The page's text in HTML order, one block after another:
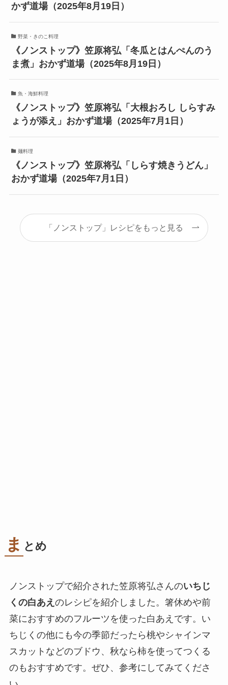
かず道場（2025年8月19日）
野菜・きのこ料理
《ノンストップ》笠原将弘「冬瓜とはんぺんのう
ま煮」おかず道場（2025年8月19日）
魚・海鮮料理
《ノンストップ》笠原将弘「大根おろし しらすみ
ょうが添え」おかず道場（2025年7月1日）
麺料理
《ノンストップ》笠原将弘「しらす焼きうどん」
おかず道場（2025年7月1日）
「ノンストップ」レシピをもっと見る
ま とめ
ノンストップで紹介された笠原将弘さんのいちじ
くの白あえ のレシピを紹介しました。箸休めや前
菜におすすめのフルーツを使った白あえです。い
ちじくの他にも今の季節だったら桃やシャインマ
スカットなどのブドウ、秋なら柿を使ってつくる
のもおすすめです。ぜひ、参考にしてみてくださ